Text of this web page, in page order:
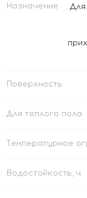
Назначение Для
Поверхность
Для теплого пола
Температурное
Водостойкость, ч